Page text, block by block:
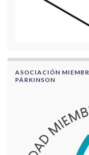
ASOCIACIÓN
PÁRKINSON